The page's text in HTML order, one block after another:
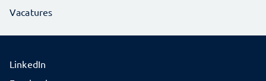
Vacatures
LinkedIn